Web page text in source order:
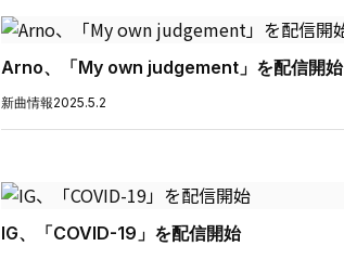
Arno、「My own judgement」を配信開始
新曲情報2025.5.2
IG、「COVID-19」を配信開始